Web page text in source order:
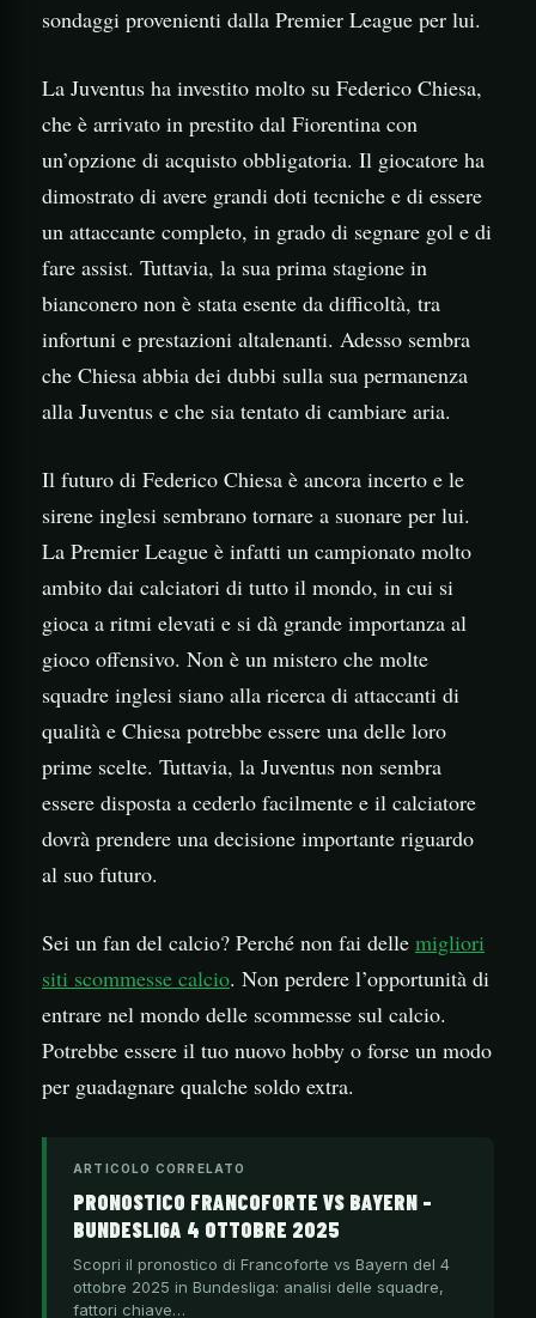
sondaggi provenienti dalla Premier League per lui.
La Juventus ha investito molto su Federico Chiesa,
che è arrivato in prestito dal Fiorentina con
un’opzione di acquisto obbligatoria. Il giocatore ha
dimostrato di avere grandi doti tecniche e di essere
un attaccante completo, in grado di segnare gol e di
fare assist. Tuttavia, la sua prima stagione in
bianconero non è stata esente da difficoltà, tra
infortuni e prestazioni altalenanti. Adesso sembra
che Chiesa abbia dei dubbi sulla sua permanenza
alla Juventus e che sia tentato di cambiare aria.
Il futuro di Federico Chiesa è ancora incerto e le
sirene inglesi sembrano tornare a suonare per lui.
La Premier League è infatti un campionato molto
ambito dai calciatori di tutto il mondo, in cui si
gioca a ritmi elevati e si dà grande importanza al
gioco offensivo. Non è un mistero che molte
squadre inglesi siano alla ricerca di attaccanti di
qualità e Chiesa potrebbe essere una delle loro
prime scelte. Tuttavia, la Juventus non sembra
essere disposta a cederlo facilmente e il calciatore
dovrà prendere una decisione importante riguardo
al suo futuro.
Sei un fan del calcio? Perché non fai delle migliori
siti scommesse calcio. Non perdere l’opportunità di
entrare nel mondo delle scommesse sul calcio.
Potrebbe essere il tuo nuovo hobby o forse un modo
per guadagnare qualche soldo extra.
ARTICOLO CORRELATO
PRONOSTICO FRANCOFORTE VS BAYERN –
BUNDESLIGA 4 OTTOBRE 2025
Scopri il pronostico di Francoforte vs Bayern del 4
ottobre 2025 in Bundesliga: analisi delle squadre,
fattori chiave…